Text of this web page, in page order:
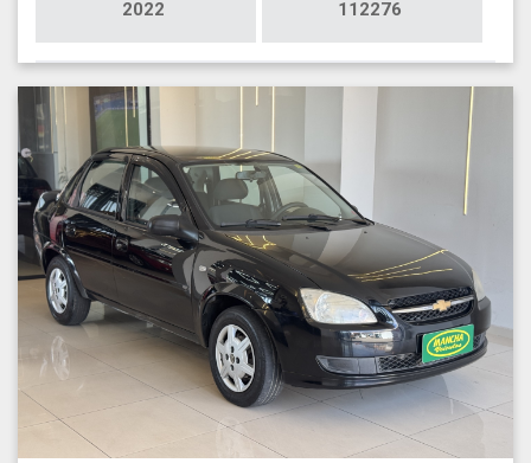
2022 112276